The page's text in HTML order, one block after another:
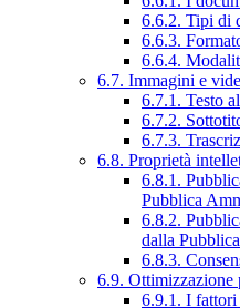
6.6.2. Tipi di
6.6.3.
6.6.4.
6.7. Immagini e
6.7.1. Testo
6.7.2.
6.7.3.
6.8. Proprietà
6.8.1.
Pubblica
6.8.2.
dalla
6.8.3.
6.9. Ottimizzazione
6.9.1. I fattori